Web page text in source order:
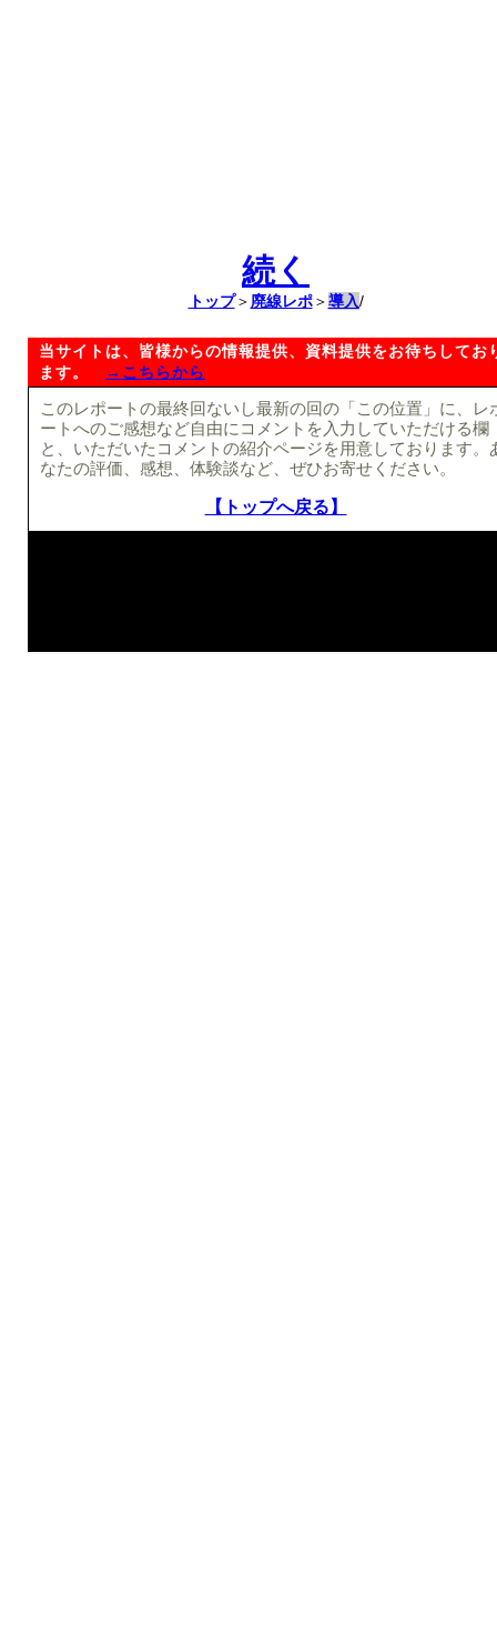
続く
トップ＞廃線レポ＞導入/
当サイトは、皆様からの情報提供、資料提供をお待ちしてお
ます。
→こちらから
このレポートの最終回ないし最新の回の「この位置」に、レ
ートへのご感想など自由にコメントを入力していただける欄
と、いただいたコメントの紹介ページを用意しております。
なたの評価、感想、体験談など、ぜひお寄せください。
【トップへ戻る】